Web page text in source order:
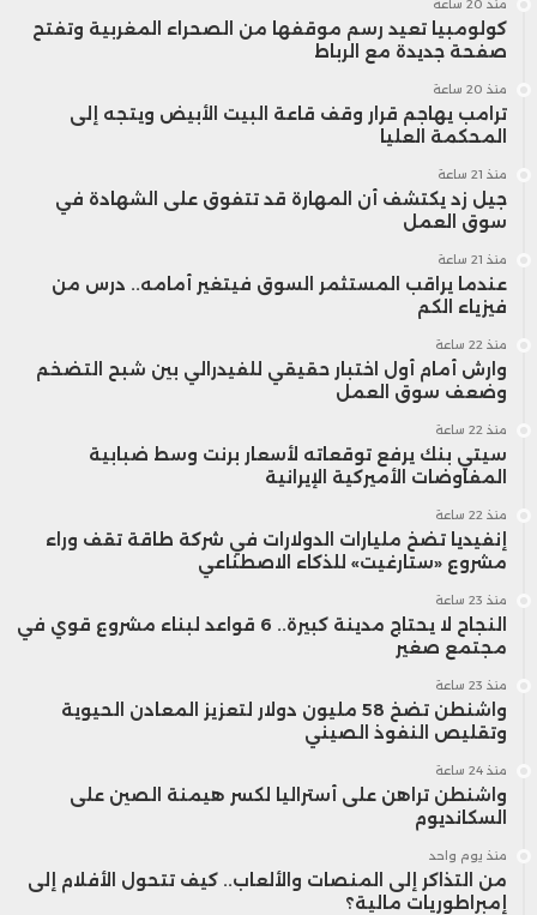
منذ 20 ساعة
كولومبيا تعيد رسم موقفها من الصحراء المغربية وتفتح
صفحة جديدة مع الرباط
منذ 20 ساعة
ترامب يهاجم قرار وقف قاعة البيت الأبيض ويتجه إلى
المحكمة العليا
منذ 21 ساعة
جيل زد يكتشف أن المهارة قد تتفوق على الشهادة في
سوق العمل
منذ 21 ساعة
عندما يراقب المستثمر السوق فيتغير أمامه.. درس من
فيزياء الكم
منذ 22 ساعة
وارش أمام أول اختبار حقيقي للفيدرالي بين شبح التضخم
وضعف سوق العمل
منذ 22 ساعة
سيتي بنك يرفع توقعاته لأسعار برنت وسط ضبابية
المفاوضات الأميركية الإيرانية
منذ 22 ساعة
إنفيديا تضخ مليارات الدولارات في شركة طاقة تقف وراء
مشروع «ستارغيت» للذكاء الاصطناعي
منذ 23 ساعة
النجاح لا يحتاج مدينة كبيرة.. 6 قواعد لبناء مشروع قوي في
مجتمع صغير
منذ 23 ساعة
واشنطن تضخ 58 مليون دولار لتعزيز المعادن الحيوية
وتقليص النفوذ الصيني
منذ 24 ساعة
واشنطن تراهن على أستراليا لكسر هيمنة الصين على
السكانديوم
منذ يوم واحد
من التذاكر إلى المنصات والألعاب.. كيف تتحول الأفلام إلى
إمبراطوريات مالية؟